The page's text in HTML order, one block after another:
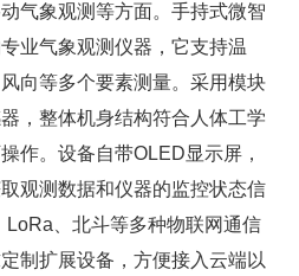
气象观测等方面。手持式微智
业气象观测仪器，它支持温
向等多个要素测量。采用模块
，整体机身结构符合人体工学
作。设备自带OLED显示屏，
观测数据和仪器的监控状态信
LoRa、北斗等多种物联网通信
制扩展设备，方便接入云端以